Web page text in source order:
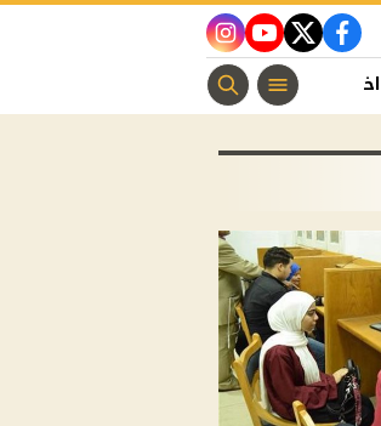
facebook
twitter
youtube
instagram
اخبار الفن منوعات مسيحية